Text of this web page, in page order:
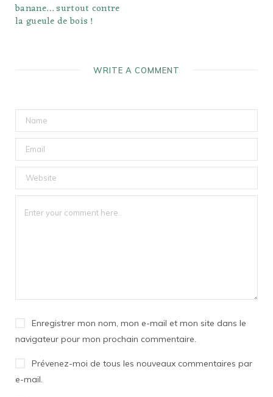
banane… surtout contre
la gueule de bois !
WRITE A COMMENT
Enregistrer mon nom, mon e-mail et mon site dans le
navigateur pour mon prochain commentaire.
Prévenez-moi de tous les nouveaux commentaires par
e-mail.